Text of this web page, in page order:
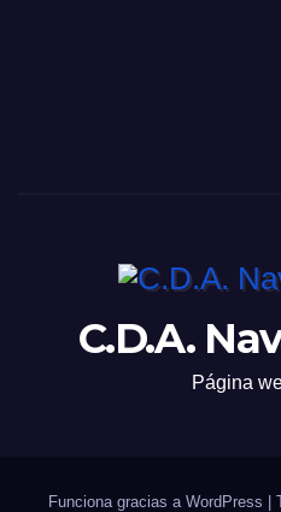
C.D.A.
Página
Funciona gracias a WordPress |